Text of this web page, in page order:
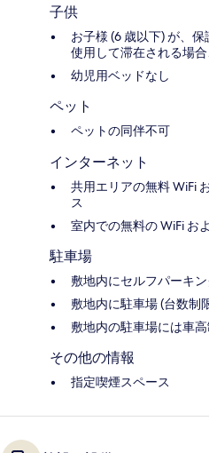
子供
お子様 (6 歳以下) が、
使用して滞在される場
幼児用ベッドなし
ペット
ペットの同伴不可
インターネット
共用エリアの無料 WiFi
ス
室内での無料の WiFi お
駐車場
敷地内にセルフパーキ
敷地内に駐車場 (台数制
敷地内の駐車場には車
その他の情報
指定喫煙スペース